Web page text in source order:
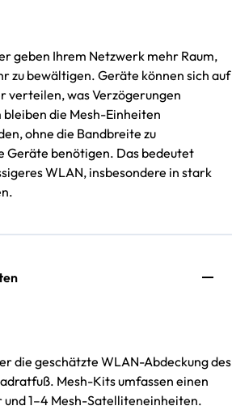
geben Ihrem Netzwerk mehr Raum,
zu bewältigen. Geräte können sich auf
verteilen, was Verzögerungen
die Mesh-Einheiten
ohne die Bandbreite zu
Geräte benötigen. Das bedeutet
WLAN, insbesondere in stark
die geschätzte WLAN-Abdeckung des
Mesh-Kits umfassen einen
1–4 Mesh-Satelliteneinheiten.